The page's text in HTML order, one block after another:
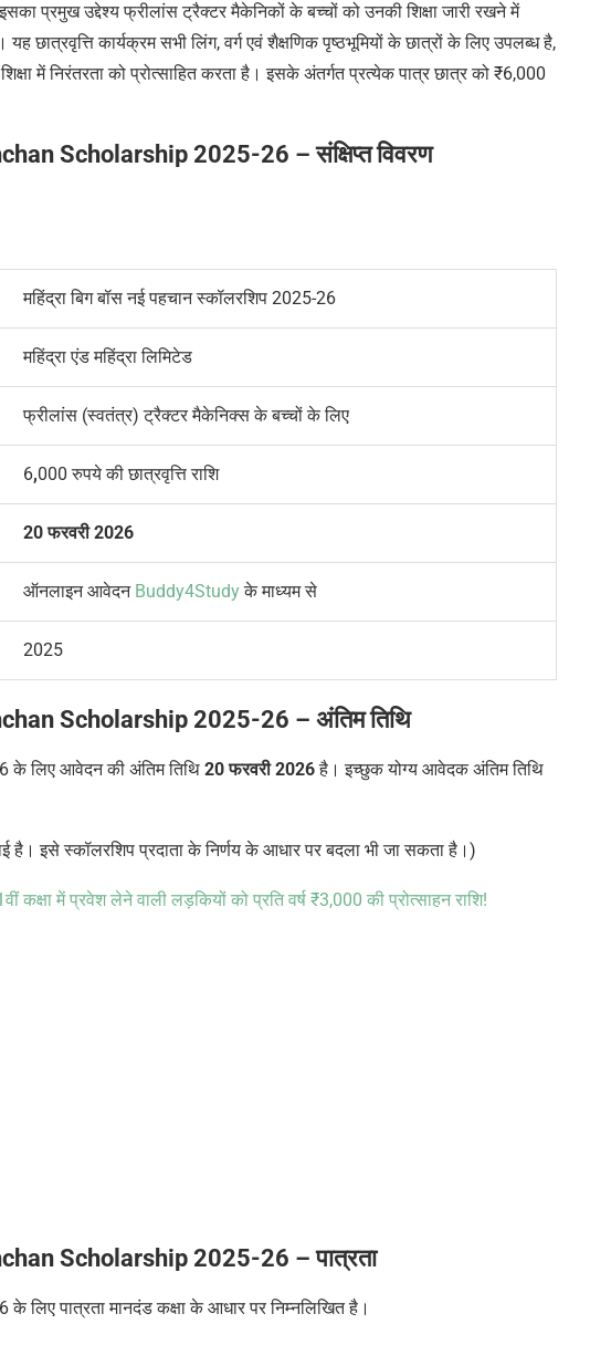
प्रमुख उद्देश्य फ्रीलांस ट्रैक्टर मैकेनिकों के बच्चों को उनकी शिक्षा जारी रखने में
छात्रवृत्ति कार्यक्रम सभी लिंग, वर्ग एवं शैक्षणिक पृष्ठभूमियों के छात्रों के लिए उपलब्ध है,
में निरंतरता को प्रोत्साहित करता है। इसके अंतर्गत प्रत्येक पात्र छात्र को ₹6,000
Scholarship 2025-26 – संक्षिप्त विवरण
महिंद्रा बिग बॉस नई पहचान स्कॉलरशिप 2025-26
महिंद्रा एंड महिंद्रा लिमिटेड
फ्रीलांस (स्वतंत्र) ट्रैक्टर मैकेनिक्स के बच्चों के लिए
6,000 रुपये की छात्रवृत्ति राशि
20 फरवरी 2026
ऑनलाइन आवेदन Buddy4Study के माध्यम से
2025
Scholarship 2025-26 – अंतिम तिथि
के लिए आवेदन की अंतिम तिथि 20 फरवरी 2026 है। इच्छुक योग्य आवेदक अंतिम तिथि
है। इसे स्कॉलरशिप प्रदाता के निर्णय के आधार पर बदला भी जा सकता है।)
वीं कक्षा में प्रवेश लेने वाली लड़कियों को प्रति वर्ष ₹3,000 की प्रोत्साहन राशि!
Scholarship 2025-26 – पात्रता
के लिए पात्रता मानदंड कक्षा के आधार पर निम्नलिखित है।